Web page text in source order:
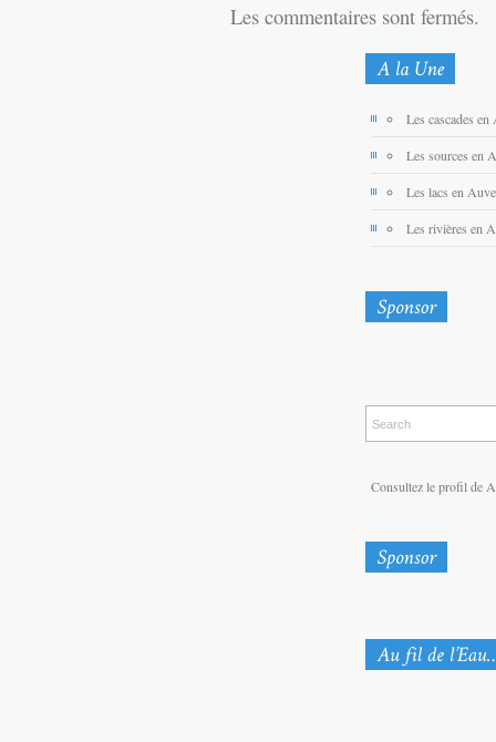
Les commentaires sont fermés.
Les cascades
Les sources en
Les lacs en
Les rivières en
Consultez le profil de